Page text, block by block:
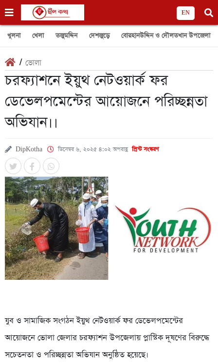
EN
খুলনা খেলা তজুমদ্দিন দেশজুড়ে বোরহানউদ্দিন ও দৌলতখান উপজেলা
/ ভোলা
চরফ্যাশনে ইয়ুথ নেটওয়ার্ক ফর
ডেভেলপমেন্টের আয়োজনে পরিচ্ছন্নতা
অভিযান।।
DipKotha ডিসেম্বর ৬, ২০২৫ ৪:০২ অপরাহ্ণপ্রিন্ট সংস্করণ
যুব ও সামাজিক সংগঠন ইয়ুথ নেটওয়ার্ক ফর ডেভেলপমেন্টের
আয়োজনে ভোলা জেলার চরফ্যাশন উপজেলায় প্লাস্টিক দূষণের বিরুদ্ধে
সচেতনতা ও পরিচ্ছন্নতা অভিযান অনুষ্ঠিত হয়েছে।